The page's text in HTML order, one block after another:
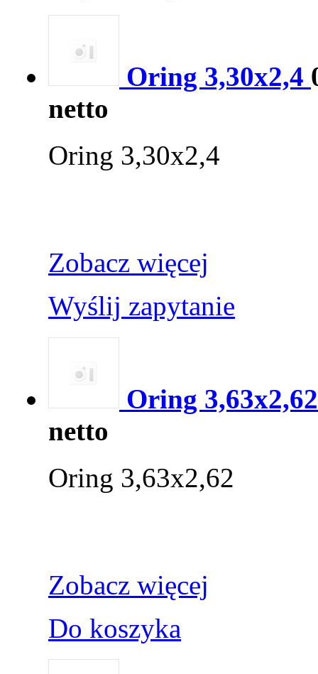
Oring 3,30x2,4
netto
Oring 3,30x2,4
Zobacz więcej
Wyślij zapytanie
Oring 3,63x2,62
netto
Oring 3,63x2,62
Zobacz więcej
Do koszyka